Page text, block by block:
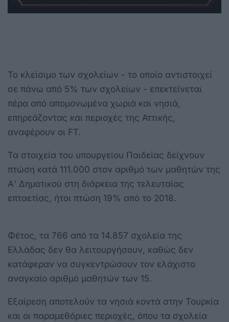
Το κλείσιμο των σχολείων - το οποίο αντιστοιχεί
σε πάνω από 5% των σχολείων - επεκτείνεται
πέρα από απομονωμένα χωριά και νησιά,
επηρεάζοντας και περιοχές της Αττικής,
αναφέρουν οι FT.
Τα στοιχεία του υπουργείου Παιδείας δείχνουν
πτώση κατά 111.000 στον αριθμό των μαθητών της
Α' Δημοτικού στη διάρκεια της τελευταίας
επταετίας, ήτοι πτώση 19% από το 2018.
Φέτος, τα 766 από τα 14.857 σχολεία της
Ελλάδας δεν θα λειτουργήσουν, καθώς δεν
κατάφεραν να συγκεντρώσουν τον ελάχιστο
αναγκαίο αριθμό μαθητών των 15.
Εξαίρεση αποτελούν τα νησιά κοντά στην Τουρκία
και οι παραμεθόριες περιοχές, όπου τα σχολεία